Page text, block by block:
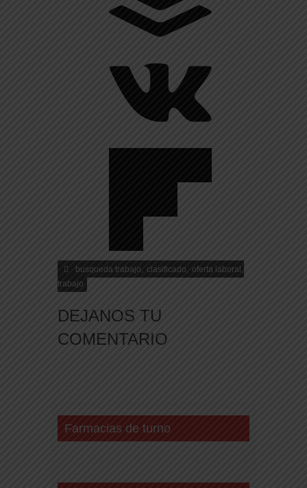
busqueda trabajo, clasificado, oferta laboral ,
trabajo
DEJANOS TU
COMENTARIO
Farmacias de turno